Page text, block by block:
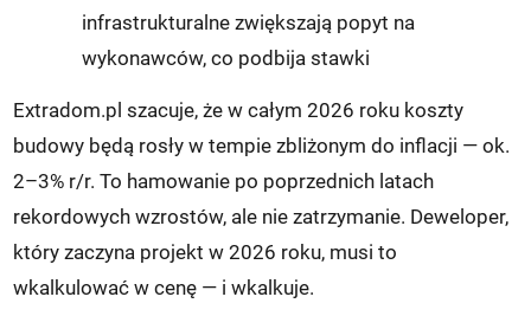
infrastrukturalne zwiększają popyt na
wykonawców, co podbija stawki
Extradom.pl szacuje, że w całym 2026 roku koszty
budowy będą rosły w tempie zbliżonym do inflacji — ok.
2–3% r/r. To hamowanie po poprzednich latach
rekordowych wzrostów, ale nie zatrzymanie. Deweloper,
który zaczyna projekt w 2026 roku, musi to
wkalkulować w cenę — i wkalkuje.